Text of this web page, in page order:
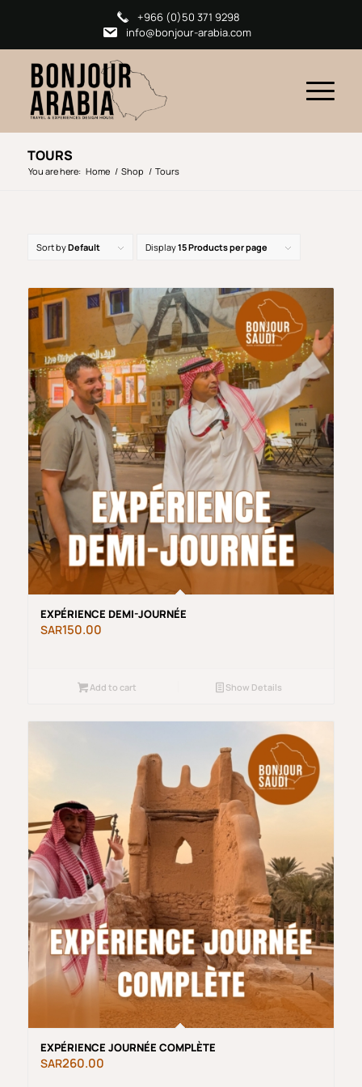
+966 (0)50 371 9298
info@bonjour-arabia.com
TOURS
You are here: Home / Shop / Tours
Sort byDefault Display15 Products per page
EXPÉRIENCE DEMI-JOURNÉE
150.00
Add to cart Show Details
EXPÉRIENCE JOURNÉE COMPLÈTE
260.00